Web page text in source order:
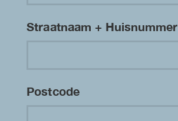
Straatnaam + Huisnummer
Postcode